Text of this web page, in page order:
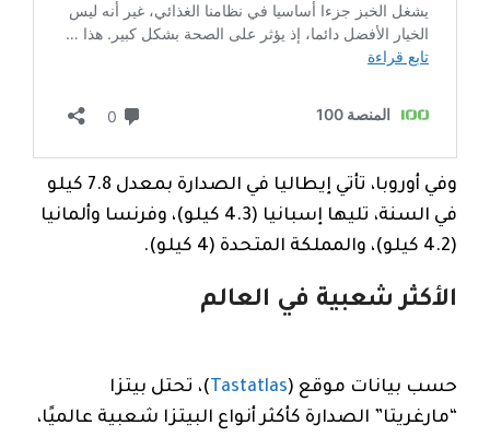
وفي أوروبا، تأتي إيطاليا في الصدارة بمعدل 7.8 كيلو
في السنة، تليها إسبانيا (4.3 كيلو)، وفرنسا وألمانيا
(4.2 كيلو)، والمملكة المتحدة (4 كيلو).
الأكثر شعبية في العالم
حسب بيانات موقع (Tastatlas )، تحتل بيتزا
“مارغريتا” الصدارة كأكثر أنواع البيتزا شعبية عالميًا،